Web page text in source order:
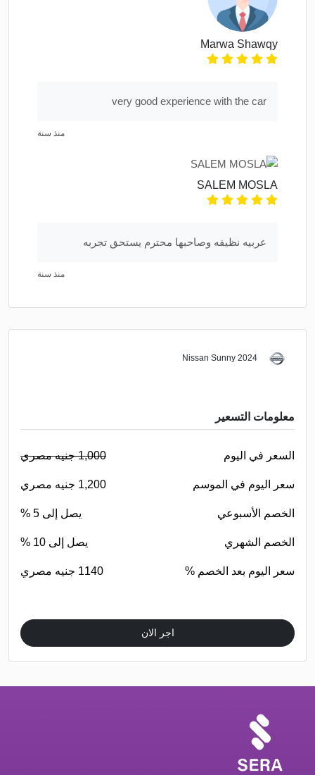
Marwa Shawqy
very good experience with the car
منذ سنة
SALEM MOSLA
عربيه نظيفه وصاحبها محترم يستحق تجربه
منذ سنة
معلومات التسعير
السعر في اليوم 1,000 جنيه مصري
سعر اليوم في الموسم 1,200 جنيه مصري
الخصم الأسبوعي يصل إلى 5 %
الخصم الشهري يصل إلى 10 %
سعر اليوم بعد الخصم % 1140 جنيه مصري
اجر الان